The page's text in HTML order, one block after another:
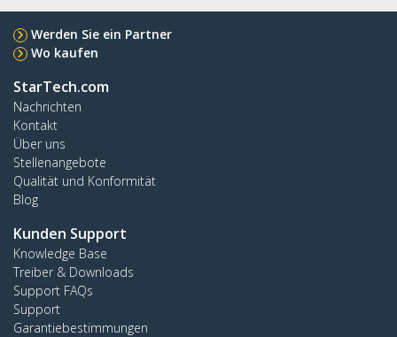
Werden Sie ein Partner
Wo kaufen
StarTech.com
Nachrichten
Kontakt
Über uns
Stellenangebote
Qualität und Konformität
Blog
Kunden Support
Knowledge Base
Treiber & Downloads
Support FAQs
Support
Garantiebestimmungen